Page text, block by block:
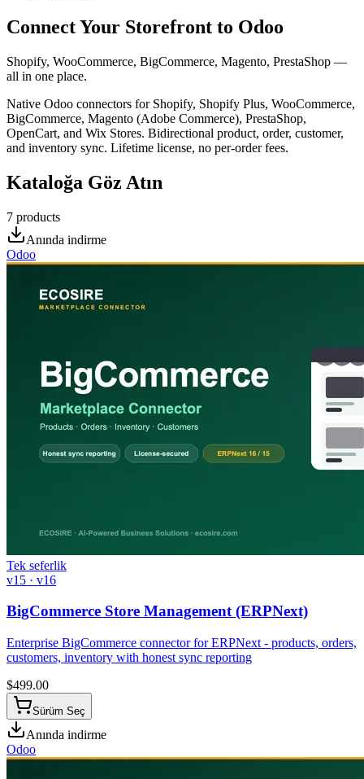
Connect Your Storefront to Odoo
Shopify, WooCommerce, BigCommerce, Magento, PrestaShop —
all in one place.
Native Odoo connectors for Shopify, Shopify Plus, WooCommerce,
BigCommerce, Magento (Adobe Commerce), PrestaShop,
OpenCart, and Wix Stores. Bidirectional product, order, customer,
and inventory sync. Lifetime license, no per-order fees.
Kataloğa Göz Atın
7 products
Anında indirme
Odoo
Tek seferlik
v15 · v16
BigCommerce Store Management (ERPNext)
Enterprise BigCommerce connector for ERPNext - products, orders,
customers, inventory with honest sync reporting
$499.00
Sürüm Seç
Anında indirme
Odoo